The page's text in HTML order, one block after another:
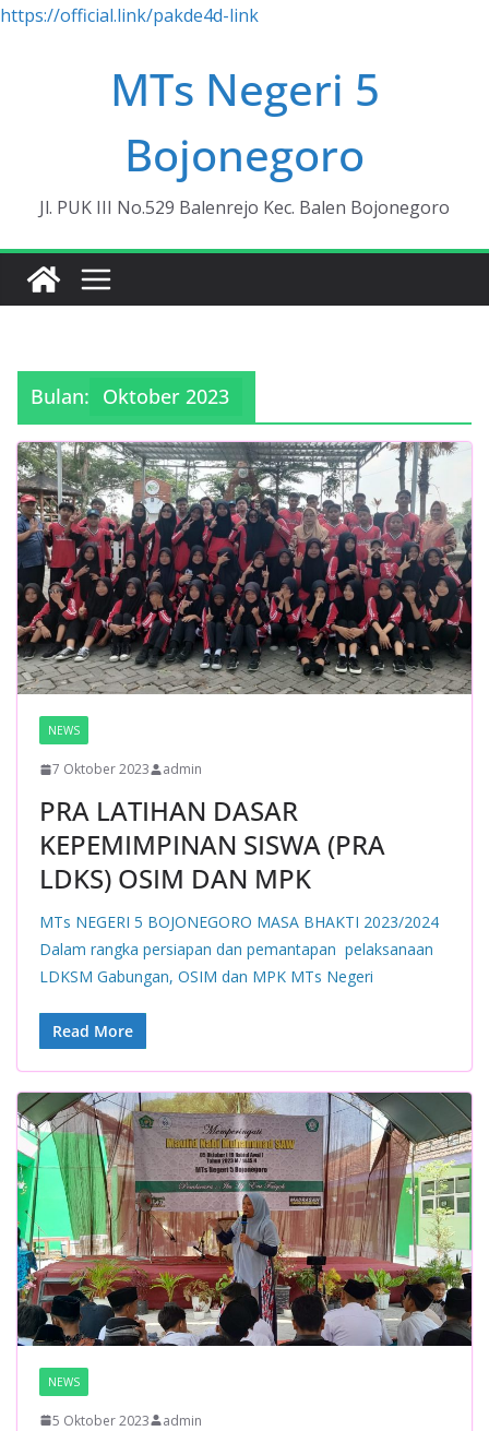
https://official.link/pakde4d-link
MTs Negeri 5
Bojonegoro
Jl. PUK III No.529 Balenrejo Kec. Balen Bojonegoro
Bulan: Oktober 2023
NEWS
7 Oktober 2023 admin
PRA LATIHAN DASAR
KEPEMIMPINAN SISWA (PRA
LDKS) OSIM DAN MPK
MTs NEGERI 5 BOJONEGORO MASA BHAKTI 2023/2024
Dalam rangka persiapan dan pemantapan pelaksanaan
LDKSM Gabungan, OSIM dan MPK MTs Negeri
Read More
NEWS
5 Oktober 2023 admin